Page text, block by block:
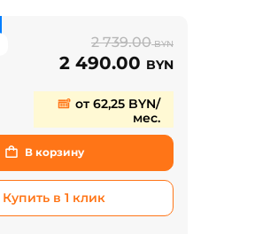
2 739.00BYN
2 490.00 BYN
от 62,25 BYN/
мес.
В корзину
Купить в 1 клик